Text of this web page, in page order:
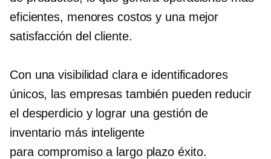
eficientes, menores costos y una mejor
satisfacción del cliente.
Con una visibilidad clara e identificadores
únicos, las empresas también pueden reducir
el desperdicio y lograr una gestión de
inventario más inteligente
para compromiso a largo plazo éxito.